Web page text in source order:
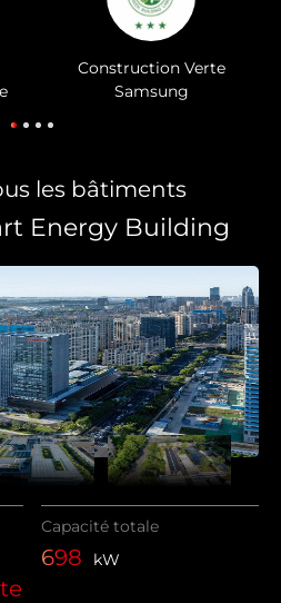
LEED Or
les bâtiments
Energy Building
Capacité totale
698 kW
Español
(Latam)
Français
AU&NZ
日本語
中文